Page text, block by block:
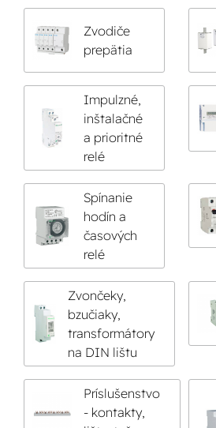
Zvodiče
prepätia
Impulzné,
inštalačné
a prioritné
relé
Spínanie
hodín a
časových
relé
Zvončeky,
bzučiaky,
transformátory
na DIN lištu
Príslušenstvo
- kontakty,